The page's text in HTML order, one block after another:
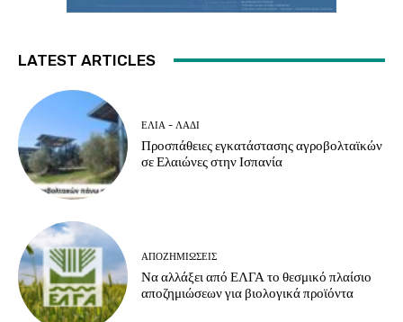
LATEST ARTICLES
ΕΛΙΆ - ΛΆΔΙ
Προσπάθειες εγκατάστασης αγροβολταϊκών
σε Ελαιώνες στην Ισπανία
ΑΠΟΖΗΜΙΏΣΕΙΣ
Να αλλάξει από ΕΛΓΑ το θεσμικό πλαίσιο
αποζημιώσεων για βιολογικά προϊόντα